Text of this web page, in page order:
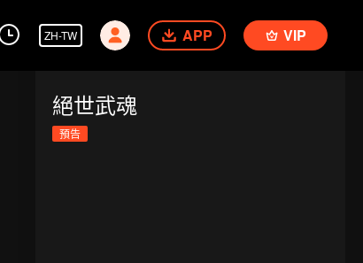
ZH-TW APP VIP
絕世武魂
預告